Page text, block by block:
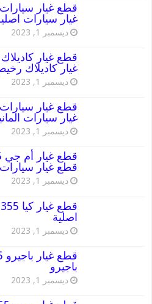
غيار سيارات
ديسمبر 1, 2023
غيار كاديلاك
ديسمبر 1, 2023
غيار سيارات
ديسمبر 1, 2023
قطع غيار سيارات
ديسمبر 1, 2023
اصلية
ديسمبر 1, 2023
باجيرو
ديسمبر 1, 2023